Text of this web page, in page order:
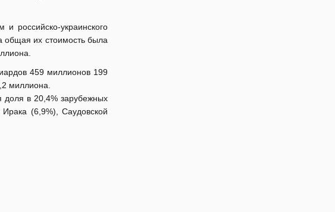
российско-украинского
общая их стоимость была
459 миллионов 199
миллиона.
доля в 20,4% зарубежных
(6,9%), Саудовской